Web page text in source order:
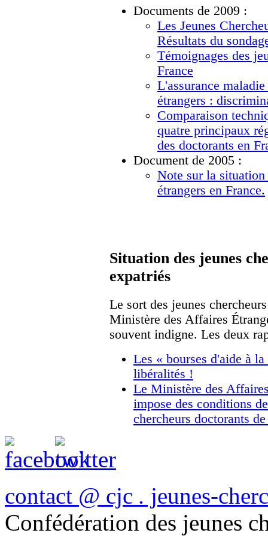
Documents de 2009 :
Les Jeunes
Résultats du
Témoignages des
France
L'assurance
étrangers :
Comparaison
quatre principaux
des doctorants en
Document de 2005 :
Note sur la
étrangers en France.
Situation des jeunes
expatriés
Le sort des jeunes
Ministère des Affaires
souvent indigne. Les deux
Les « bourses d'aide à
libéralités !
Le Ministère des
impose des conditions
chercheurs doctorants
contact @ cjc . jeunes-
Confédération des jeunes